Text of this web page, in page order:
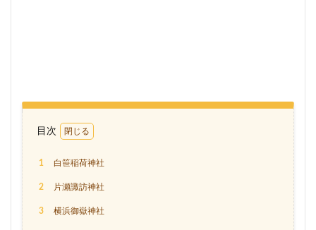
目次
1 白笹稲荷神社
2 片瀬諏訪神社
3 横浜御嶽神社